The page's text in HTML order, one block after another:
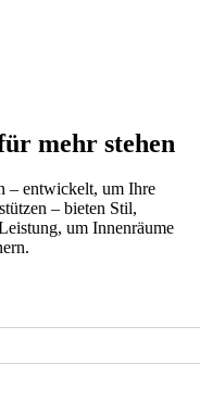
mehr stehen
– entwickelt, um Ihre
– bieten Stil,
um Innenräume